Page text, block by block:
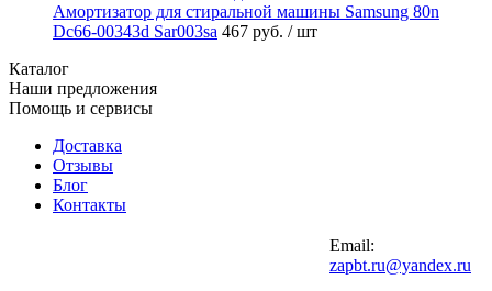
Амортизатор для стиральной машины Samsung 80n
Dc66-00343d Sar003sa 467 руб. / шт
Каталог
Наши предложения
Помощь и сервисы
Доставка
Отзывы
Блог
Контакты
Email:
zapbt.ru@yandex.ru